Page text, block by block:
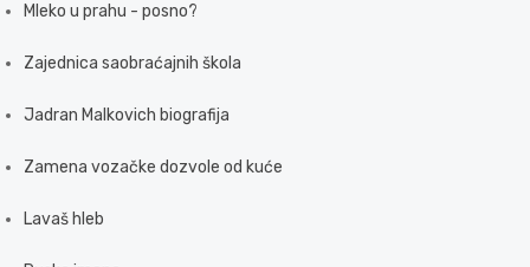
Mleko u prahu - posno?
Zajednica saobraćajnih škola
Jadran Malkovich biografija
Zamena vozačke dozvole od kuće
Lavaš hleb